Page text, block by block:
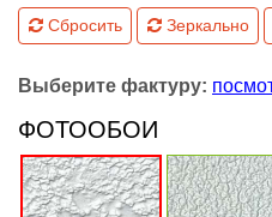
Сбросить Зеркально
Выберите фактуру:
ФОТООБОИ